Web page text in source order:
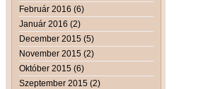
Február 2016 (6)
Január 2016 (2)
December 2015 (5)
November 2015 (2)
Október 2015 (6)
Szeptember 2015 (2)